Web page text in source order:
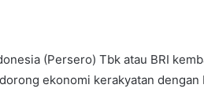
(Persero) Tbk atau BRI
ekonomi kerakyatan